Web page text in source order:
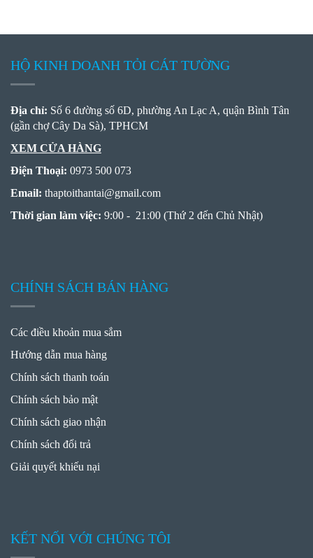
HỘ KINH DOANH TỎI CÁT TƯỜNG
Địa chỉ: Số 6 đường số 6D, phường An Lạc A, quận Bình Tân
(gần chợ Cây Da Sà), TPHCM
XEM CỬA HÀNG
Điện Thoại: 0973 500 073
Email: thaptoithantai@gmail.com
Thời gian làm việc: 9:00 - 21:00 (Thứ 2 đến Chủ Nhật)
CHÍNH SÁCH BÁN HÀNG
Các điều khoản mua sắm
Hướng dẫn mua hàng
Chính sách thanh toán
Chính sách bảo mật
Chính sách giao nhận
Chính sách đổi trả
Giải quyết khiếu nại
KẾT NỐI VỚI CHÚNG TÔI